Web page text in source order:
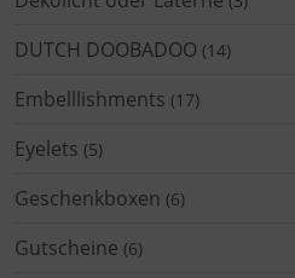
DUTCH DOOBADOO (14)
Embelllishments (17)
Eyelets (5)
Geschenkboxen (6)
Gutscheine (6)